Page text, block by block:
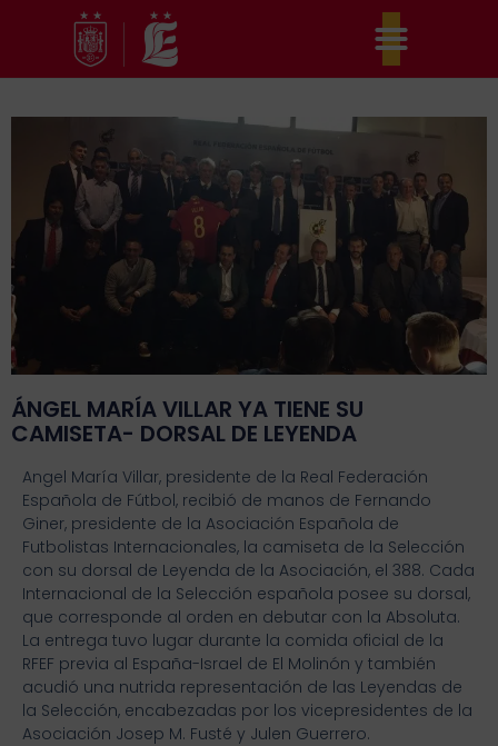
contenido
ÁNGEL MARÍA VILLAR YA TIENE SU
CAMISETA- DORSAL DE LEYENDA
Angel María Villar, presidente de la Real Federación
Española de Fútbol, recibió de manos de Fernando
Giner, presidente de la Asociación Española de
Futbolistas Internacionales, la camiseta de la Selección
con su dorsal de Leyenda de la Asociación, el 388. Cada
Internacional de la Selección española posee su dorsal,
que corresponde al orden en debutar con la Absoluta.
La entrega tuvo lugar durante la comida oficial de la
RFEF previa al España-Israel de El Molinón y también
acudió una nutrida representación de las Leyendas de
la Selección, encabezadas por los vicepresidentes de la
Asociación Josep M. Fusté y Julen Guerrero.